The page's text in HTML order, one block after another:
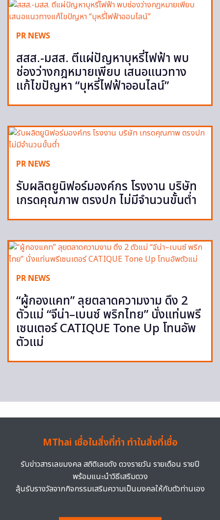
PR NEWS
สสส.-มสส. ตีแผ่ปัญหาบุหรี่ไฟฟ้า พบ
ช่องว่างกฎหมายเพียบ เสนอแนวทาง
แก้ไขปัญหา “บุหรี่ไฟฟ้าออนไลน์”
PR NEWS
รับผลิตยูนิฟอร์มองค์กร โรงงาน บริษัท
เกรดคุณภาพ ตรงปก ไม่มีจำนวนขั้นต่ำ
PR NEWS
“ผู้กองแคท” ลุยตลาดความงาม ดึง 2
ตัวแม่ “จีน่า–เบนซ์ พริกไทย” นั่งแท่นพรี
เซนเตอร์ CATIQUE Tone Up โทนอัพ
ตัวแม่
MThai เชื่อในสิ่งที่ทำ ทำในสิ่งที่เชื่อ
รับข่าวสารเลขมงคล สถิติเลขดัง ดวงรายวัน รายเดือน รายปี
พร้อมแนะนำวิธีเสริมดวง
ลุ้นรับรางวัลจากกิจกรรมเสริมความเป็นมงคลให้กับตัวท่านเอง